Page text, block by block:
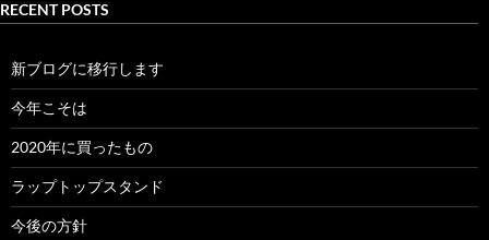
RECENT POSTS
新ブログに移行します
今年こそは
2020年に買ったもの
ラップトップスタンド
今後の方針